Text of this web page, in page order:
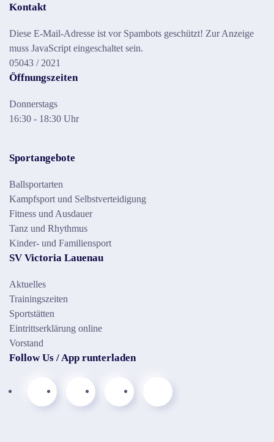
Kontakt
Diese E-Mail-Adresse ist vor Spambots geschützt! Zur Anzeige
muss JavaScript eingeschaltet sein.
05043 / 2021
Öffnungszeiten
Donnerstags
16:30 - 18:30 Uhr
Sportangebote
Ballsportarten
Kampfsport und Selbstverteidigung
Fitness und Ausdauer
Tanz und Rhythmus
Kinder- und Familiensport
SV Victoria Lauenau
Aktuelles
Trainingszeiten
Sportstätten
Eintrittserklärung online
Vorstand
Follow Us / App runterladen